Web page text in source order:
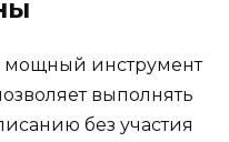
мощный инструмент
выполнять
без участия